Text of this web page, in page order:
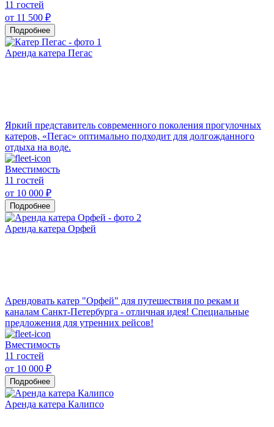
11 гостей
от 11 500 ₽
Подробнее
Аренда катера Пегас
Яркий представитель современного поколения прогулочных
катеров, «Пегас» оптимально подходит для долгожданного
отдыха на воде.
Вместимость
11 гостей
от 10 000 ₽
Подробнее
Аренда катера Орфей
Арендовать катер "Орфей" для путешествия по рекам и
каналам Санкт-Петербурга - отличная идея! Специальные
предложения для утренних рейсов!
Вместимость
11 гостей
от 10 000 ₽
Подробнее
Аренда катера Калипсо